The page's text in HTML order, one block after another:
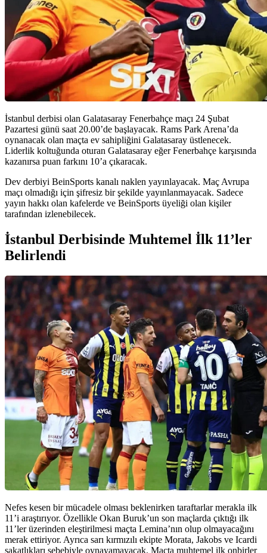
İstanbul derbisi olan Galatasaray Fenerbahçe maçı 24 Şubat
Pazartesi günü saat 20.00’de başlayacak. Rams Park Arena’da
oynanacak olan maçta ev sahipliğini Galatasaray üstlenecek.
Liderlik koltuğunda oturan Galatasaray eğer Fenerbahçe karşısında
kazanırsa puan farkını 10’a çıkaracak.
Dev derbiyi BeinSports kanalı naklen yayınlayacak. Maç Avrupa
maçı olmadığı için şifresiz bir şekilde yayınlanmayacak. Sadece
yayın hakkı olan kafelerde ve BeinSports üyeliği olan kişiler
tarafından izlenebilecek.
İstanbul Derbisinde Muhtemel İlk 11’ler
Belirlendi
Nefes kesen bir mücadele olması beklenirken taraftarlar merakla ilk
11’i araştırıyor. Özellikle Okan Buruk’un son maçlarda çıktığı ilk
11’ler üzerinden eleştirilmesi maçta Lemina’nın olup olmayacağını
merak ettiriyor. Ayrıca sarı kırmızılı ekipte Morata, Jakobs ve Icardi
sakatlıkları sebebiyle oynayamayacak. Maçta muhtemel ilk onbirler